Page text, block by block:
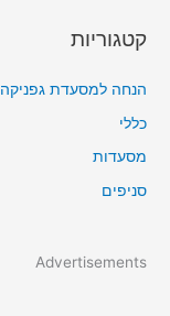
קטגוריות
הנחה למסעדת גפניקה
כללי
מסעדות
סניפים
Advertisements